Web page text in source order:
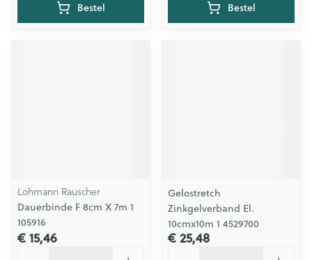
Bestel Bestel
Lohmann Rauscher
Dauerbinde F 8cm X 7m 1
105916
€ 15,46
Gelostretch
Zinkgelverband El.
10cmx10m 1 4529700
€ 25,48